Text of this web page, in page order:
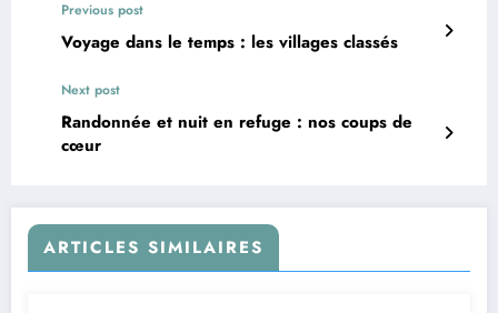
Previous post
Voyage dans le temps : les villages classés
Next post
Randonnée et nuit en refuge : nos coups de
cœur
ARTICLES SIMILAIRES